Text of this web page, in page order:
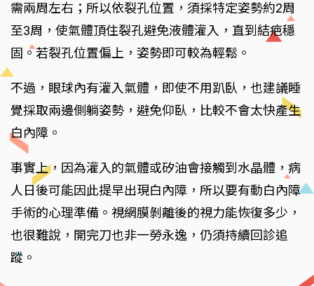
需兩周左右；所以依裂孔位置，須採特定姿勢約2周
至3周，使氣體頂住裂孔避免液體灌入，直到結疤穩
固。若裂孔位置偏上，姿勢即可較為輕鬆。
不過，眼球內有灌入氣體，即使不用趴臥，也建議睡
覺採取兩邊側躺姿勢，避免仰臥，比較不會太快產生
白內障。
事實上，因為灌入的氣體或矽油會接觸到水晶體，病
人日後可能因此提早出現白內障，所以要有動白內障
手術的心理準備。視網膜剝離後的視力能恢復多少，
也很難說，開完刀也非一勞永逸，仍須持續回診追
蹤。